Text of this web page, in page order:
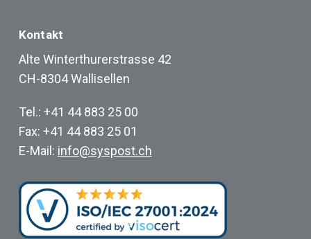
Kontakt
Alte Winterthurerstrasse 42
CH-8304 Wallisellen
Tel.: +41 44 883 25 00
Fax: +41 44 883 25 01
E-Mail: info@syspost.ch